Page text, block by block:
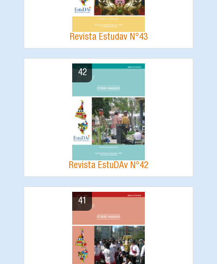
Revista Estudav N°43
42
Revista EstuDAv N°42
41